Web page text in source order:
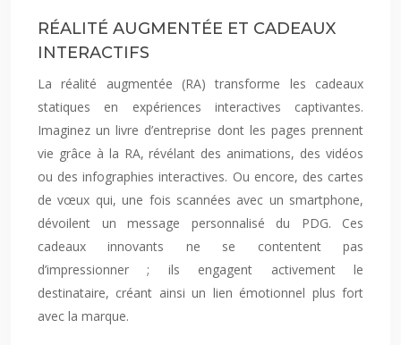
RÉALITÉ AUGMENTÉE ET CADEAUX
INTERACTIFS
La réalité augmentée (RA) transforme les cadeaux
statiques en expériences interactives captivantes.
Imaginez un livre d’entreprise dont les pages prennent
vie grâce à la RA, révélant des animations, des vidéos
ou des infographies interactives. Ou encore, des cartes
de vœux qui, une fois scannées avec un smartphone,
dévoilent un message personnalisé du PDG. Ces
cadeaux innovants ne se contentent pas
d’impressionner ; ils engagent activement le
destinataire, créant ainsi un lien émotionnel plus fort
avec la marque.